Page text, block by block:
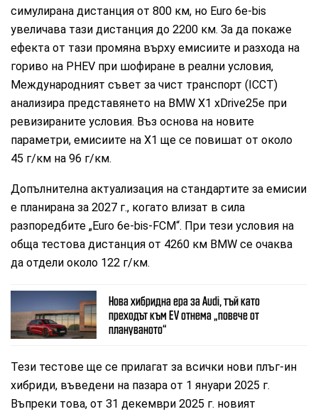
симулирана дистанция от 800 км, но Euro 6e-bis
увеличава тази дистанция до 2200 км. За да покаже
ефекта от тази промяна върху емисиите и разхода на
гориво на PHEV при шофиране в реални условия,
Международният съвет за чист транспорт (ICCT)
анализира представянето на BMW X1 xDrive25e при
ревизираните условия. Въз основа на новите
параметри, емисиите на X1 ще се повишат от около
45 г/км на 96 г/км.
Допълнителна актуализация на стандартите за емисии
е планирана за 2027 г., когато влизат в сила
разпоредбите „Euro 6e-bis-FCM“. При тези условия на
обща тестова дистанция от 4260 км BMW се очаква
да отдели около 122 г/км.
Нова хибридна ера за Audi, тъй като
преходът към EV отнема „повече от
плануваното“
Тези тестове ще се прилагат за всички нови плъг-ин
хибриди, въведени на пазара от 1 януари 2025 г.
Въпреки това, от 31 декември 2025 г. новият